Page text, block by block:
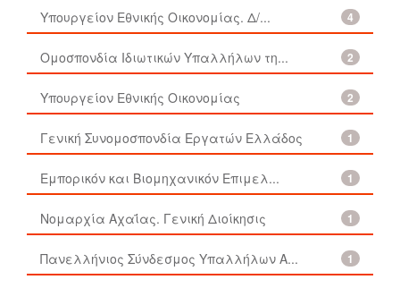
4
Υπουργείον Εθνικής Οικονομίας. Δ/...
2
Ομοσπονδία Ιδιωτικών Υπαλλήλων τη...
2
Υπουργείον Εθνικής Οικονομίας
1
Γενική Συνομοσπονδία Εργατών Ελλάδος
1
Εμπορικόν και Βιομηχανικόν Επιμελ...
1
Νομαρχία Αχαΐας. Γενική Διοίκησις
1
Πανελλήνιος Σύνδεσμος Υπαλλήλων Α...